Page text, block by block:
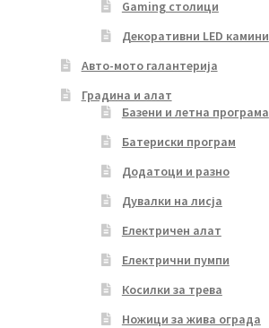
Gaming столици
Декоративни LED камини
Авто-мото галантерија
Градина и алат
Базени и летна програма
Батериски програм
Додатоци и разно
Дувалки на лисја
Електричен алат
Електрични пумпи
Косилки за трева
Ножици за жива ограда